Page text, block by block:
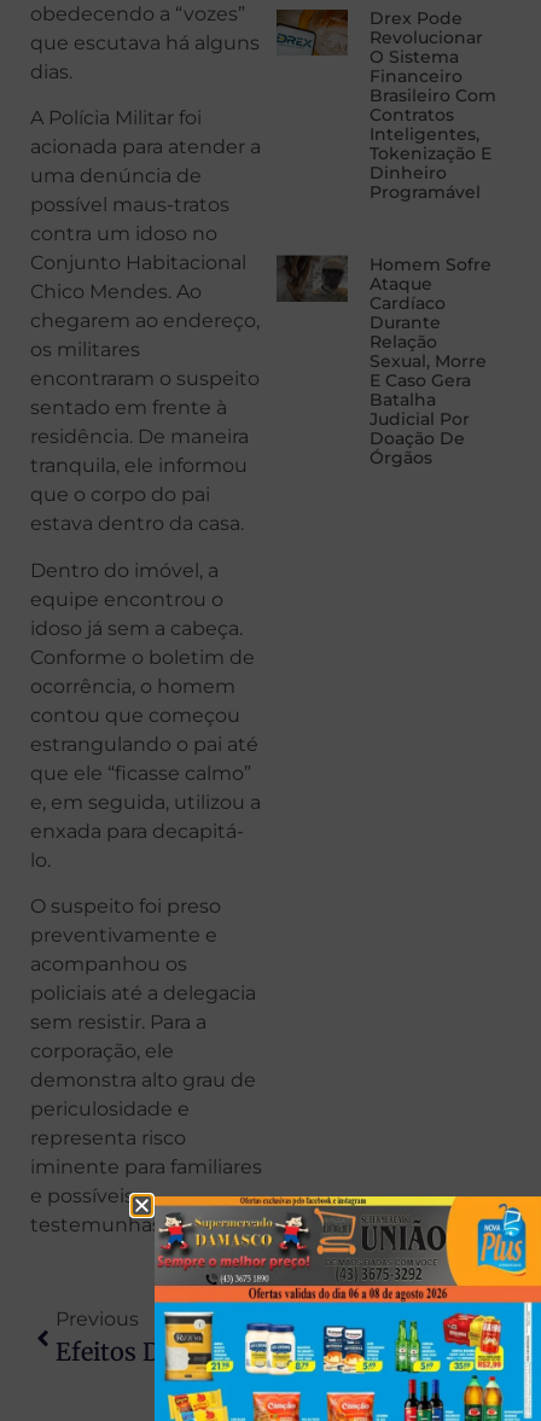
obedecendo a “vozes”
que escutava há alguns
dias.
A Polícia Militar foi
acionada para atender a
uma denúncia de
possível maus-tratos
contra um idoso no
Conjunto Habitacional
Chico Mendes. Ao
chegarem ao endereço,
os militares
encontraram o suspeito
sentado em frente à
residência. De maneira
tranquila, ele informou
que o corpo do pai
estava dentro da casa.
Dentro do imóvel, a
equipe encontrou o
idoso já sem a cabeça.
Conforme o boletim de
ocorrência, o homem
contou que começou
estrangulando o pai até
que ele “ficasse calmo”
e, em seguida, utilizou a
enxada para decapitá-
lo.
O suspeito foi preso
preventivamente e
acompanhou os
policiais até a delegacia
sem resistir. Para a
corporação, ele
demonstra alto grau de
periculosidade e
representa risco
iminente para familiares
e possíveis
testemunhas.
Drex Pode
Revolucionar
O Sistema
Financeiro
Brasileiro Com
Contratos
Inteligentes,
Tokenização E
Dinheiro
Programável
Homem Sofre
Ataque
Cardíaco
Durante
Relação
Sexual, Morre
E Caso Gera
Batalha
Judicial Por
Doação De
Órgãos
Previous
Efeitos Do Ciclone: Cerca De 200 Mil Residências Amanhecem Sem Luz No Paraná
Next
Jacaré-Fêmea Resgatada Em Rodovia De Sertaneja É Solta Em Área De Preservação